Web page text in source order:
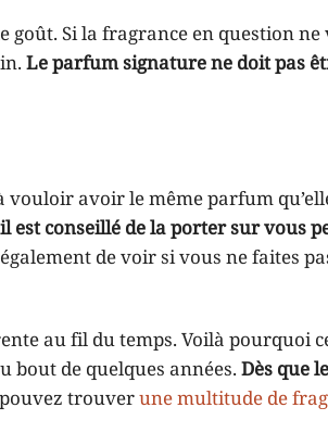
goût. Si la fragrance en question
Le parfum signature ne doit pas
vouloir avoir le même parfum
est conseillé de la porter sur vous
de voir si vous ne faites
au fil du temps. Voilà pourquoi
bout de quelques années. Dès que
trouverune multitude de